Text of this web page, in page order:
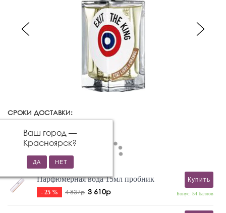
СРОКИ ДОСТАВКИ:
Ваш город —
Красноярск?
Парфюмерная вода 15мл пробник
- 25 % 4 837р 3 610р
Купить
Бонус: 54 баллов